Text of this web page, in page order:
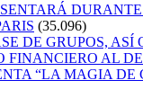
(35.096)
DE GRUPOS, ASÍ
FINANCIERO AL
“LA MAGIA